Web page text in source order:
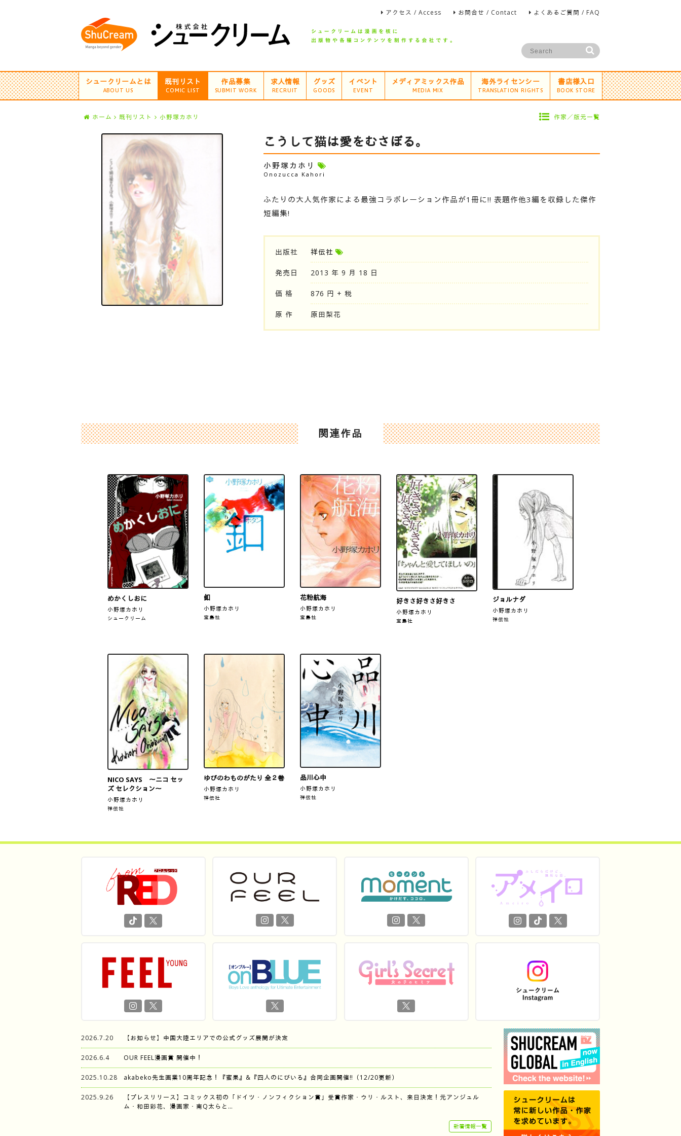
アクセス / Access お問合せ / Contact よくあるご質問 / FAQ
シュークリームとは
ABOUT US
既刊リスト
COMIC LIST
作品募集
SUBMIT WORK
求人情報
RECRUIT
グッズ
GOODS
イベント
EVENT
メディアミックス作品
MEDIA MIX
海外ライセンシー
TRANSLATION RIGHTS
書店様入口
BOOK STORE
ホーム 既刊リスト 小野塚カホリ 作家／版元一覧
こうして猫は愛をむさぼる。
小野塚カホリ
Onozucca Kahori
ふたりの大人気作家による最強コラボレーション作品が1冊に!! 表題作他3編を収録した傑作
短編集!
出版社 祥伝社
発売日 2013 年 9 月 18 日
価 格 876 円 + 税
原 作 原田梨花
関連作品
めかくしおに
小野塚カホリ
シュークリーム
釦
小野塚カホリ
宝島社
花粉航海
小野塚カホリ
宝島社
好きさ好きさ好きさ
小野塚カホリ
宝島社
ジョルナダ
小野塚カホリ
祥伝社
NICO SAYS 〜ニコ セッ
ズ セレクション〜
小野塚カホリ
祥伝社
ゆびのわものがたり 全２巻
小野塚カホリ
祥伝社
品川心中
小野塚カホリ
祥伝社
2026.7.20 【お知らせ】中国大陸エリアでの公式グッズ展開が決定
2026.6.4 OUR FEEL漫画賞 開催中！
2025.10.28 akabeko先生画業10周年記念！『蜜果』&『四人のにびいろ』合同企画開催‼︎（12/20更新）
2025.9.26
【プレスリリース】コミックス初の「ドイツ・ノンフィクション賞」受賞作家・ウリ・ルスト、来日決定！元アンジュル
ム・和田彩花、漫画家・南Q太らと…
新着情報一覧